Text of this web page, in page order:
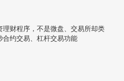
理财程序，不是微盘、交易所却类
约交易、杠杆交易功能